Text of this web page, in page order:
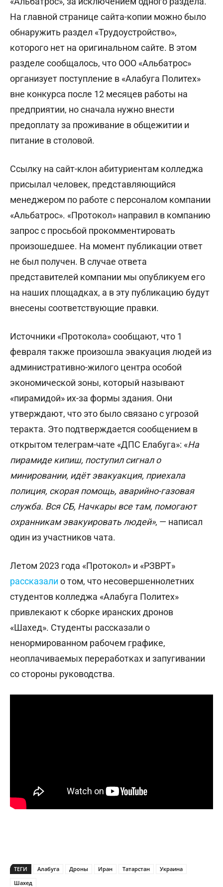
На главной странице сайта-копии можно было
обнаружить раздел «Трудоустройство»,
которого нет на оригинальном сайте. В этом
разделе сообщалось, что ООО «Альбатрос»
организует поступление в «Алабуга Политех»
вне конкурса после 12 месяцев работы на
предприятии, но сначала нужно внести
предоплату за проживание в общежитии и
питание в столовой.
Ссылку на сайт-клон абитуриентам колледжа
присылал человек, представляющийся
менеджером по работе с персоналом компании
«Альбатрос». «Протокол» направил в компанию
запрос с просьбой прокомментировать
произошедшее. На момент публикации ответ
не был получен. В случае ответа
представителей компании мы опубликуем его
на наших площадках, а в эту публикацию будут
внесены соответствующие правки.
Источники «Протокола» сообщают, что 1
февраля также произошла эвакуация людей из
административно-жилого центра особой
экономической зоны, который называют
«пирамидой» их-за формы здания. Они
утверждают, что это было связано с угрозой
теракта. Это подтверждается сообщением в
открытом телеграм-чате «ДПС Елабуга»: «На
пирамиде кипиш, поступил сигнал о
минировании, идёт эвакуакция, приехала
полиция, скорая помощь, аварийно-газовая
служба. Вся СБ, Начкары все там, помогают
охранникам эвакуировать людей», — написал
один из участников чата.
Летом 2023 года «Протокол» и «РЗВРТ»
рассказали о том, что несовершеннолетних
студентов колледжа «Алабуга Политех»
привлекают к сборке иранских дронов
«Шахед». Студенты рассказали о
ненормированном рабочем графике,
неоплачиваемых переработках и запугивании
со стороны руководства.
ТЕГИ Алабуга Дроны Иран Татарстан
Украина
Шахед